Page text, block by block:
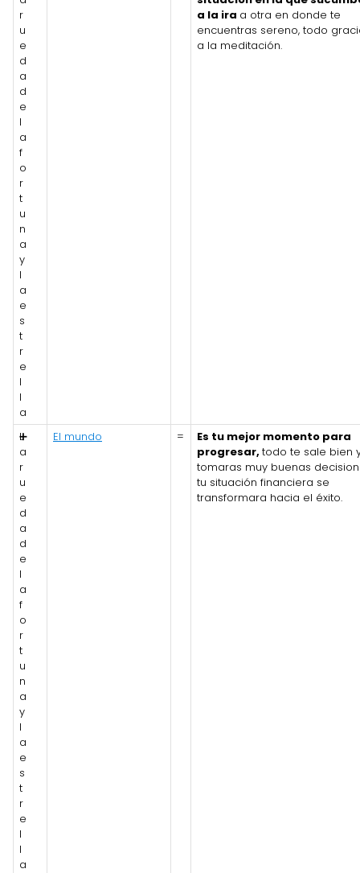
r
u
e
d
a
d
e
l
a
f
o
r
t
u
n
a
y
l
a
e
s
t
r
e
l
l
a
a la ira a otra en donde te
encuentras sereno, todo
a la meditación.
L
a
r
u
e
d
a
d
e
l
a
f
o
r
t
u
n
a
y
l
a
e
s
t
r
e
l
l
a
➕ El mundo =
Es tu mejor momento para
progresar, todo te sale bien
tomaras muy buenas
tu situación financiera se
transformara hacia el éxito.